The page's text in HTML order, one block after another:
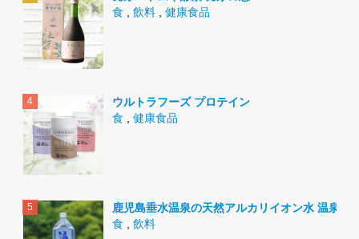
食
飲料 健康食品
ウルトラフーズ プロテイン
食
健康食品
鹿児島垂水温泉の天然アルカリイオン水 温泉水
食
飲料